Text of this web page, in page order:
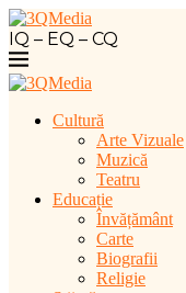
IQ – EQ – CQ
Cultură
Arte Vizuale
Muzică
Teatru
Educație
Învățământ
Carte
Biografii
Religie